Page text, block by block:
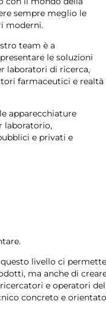
sempre meglio le
moderni.
team è a
le soluzioni
laboratori di ricerca,
farmaceutici e realtà
apparecchiature
laboratorio,
e privati e
livello ci permette
ma anche di
e operatori del
concreto e orientato